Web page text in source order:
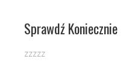
Sprawdź Koniecznie
zzzzz